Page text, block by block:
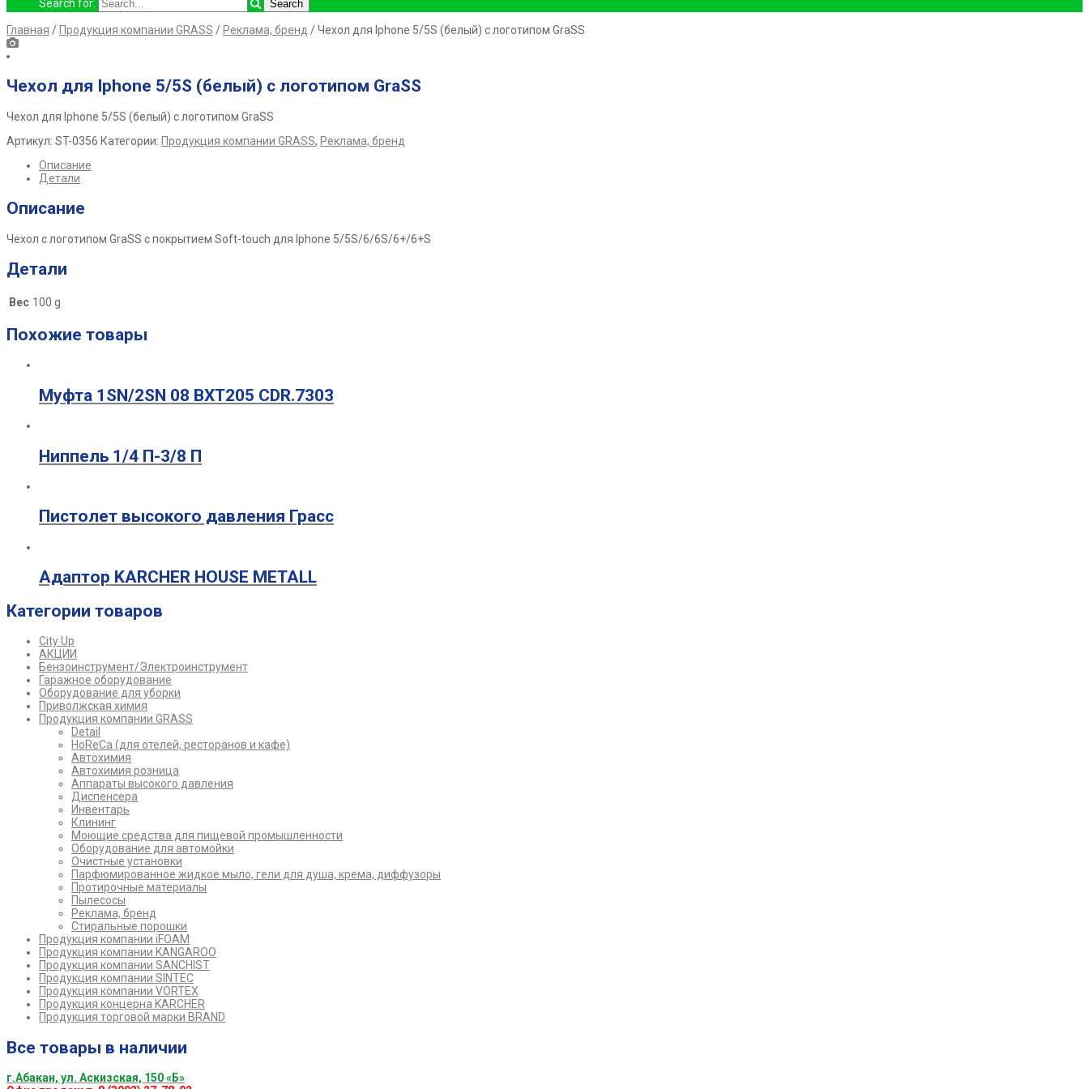
Search for:
Главная / Продукция компании GRASS / Реклама, бренд / Чехол для Iphone 5/5S (белый) с логотипом GraSS
Чехол для Iphone 5/5S (белый) с логотипом GraSS
Чехол для Iphone 5/5S (белый) с логотипом GraSS
Артикул: ST-0356 Категории: Продукция компании GRASS, Реклама, бренд
Описание
Детали
Описание
Чехол с логотипом GraSS с покрытием Soft-touch для Iphone 5/5S/6/6S/6+/6+S
Детали
Вес 100 g
Похожие товары
Муфта 1SN/2SN 08 ВХТ205 CDR.7303
Ниппель 1/4 П-3/8 П
Пистолет высокого давления Грасс
Адаптор KARCHER HOUSE METALL
Категории товаров
City Up
АКЦИИ
Бензоинструмент/Электроинструмент
Гаражное оборудование
Оборудование для уборки
Приволжская химия
Продукция компании GRASS
Detail
HoReCa (для отелей, ресторанов и кафе)
Автохимия
Автохимия розница
Аппараты высокого давления
Диспенсера
Инвентарь
Клининг
Моющие средства для пищевой промышленности
Оборудование для автомойки
Очистные установки
Парфюмированное жидкое мыло, гели для душа, крема, диффузоры
Протирочные материалы
Пылесосы
Реклама, бренд
Стиральные порошки
Продукция компании iFOAM
Продукция компании KANGAROO
Продукция компании SANCHIST
Продукция компании SINTEC
Продукция компании VORTEX
Продукция концерна KARCHER
Продукция торговой марки BRAND
Все товары в наличии
г.Абакан, ул. Аскизская, 150 «Б»